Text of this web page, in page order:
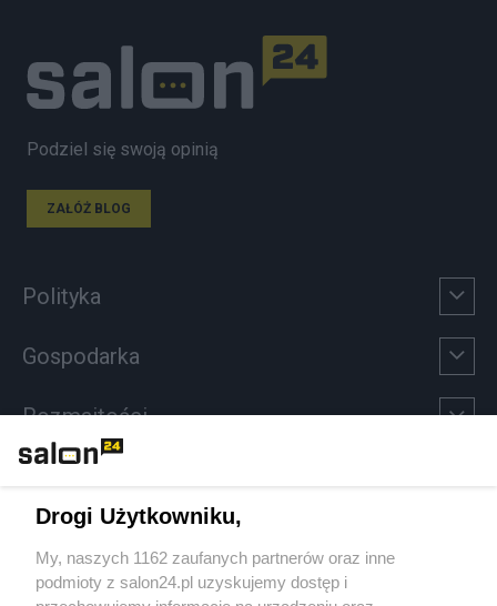
Podziel się swoją opinią
ZAŁÓŻ BLOG
Polityka
Gospodarka
Rozmaitości
Sport
Społeczeństwo
Drogi Użytkowniku,
My, naszych 1162 zaufanych partnerów oraz inne
podmioty z salon24.pl uzyskujemy dostęp i